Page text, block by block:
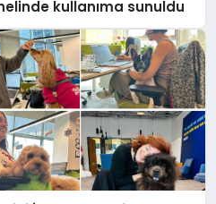
kullanıma sunuldu